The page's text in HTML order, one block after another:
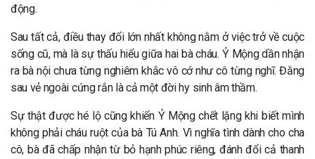
động.
Sau tất cả, điều thay đổi lớn nhất không nằm ở việc trở về cuộc
sống cũ, mà là sự thấu hiểu giữa hai bà cháu. Ỷ Mộng dần nhận
ra bà nội chưa từng nghiêm khắc vô cớ như cô từng nghĩ. Đằng
sau vẻ ngoài cứng rắn là cả một đời hy sinh âm thầm.
Sự thật được hé lộ cũng khiến Ỷ Mộng chết lặng khi biết mình
không phải cháu ruột của bà Tú Anh. Vì nghĩa tình dành cho cha
cô, bà đã chấp nhận từ bỏ hạnh phúc riêng, đánh đổi cả thanh